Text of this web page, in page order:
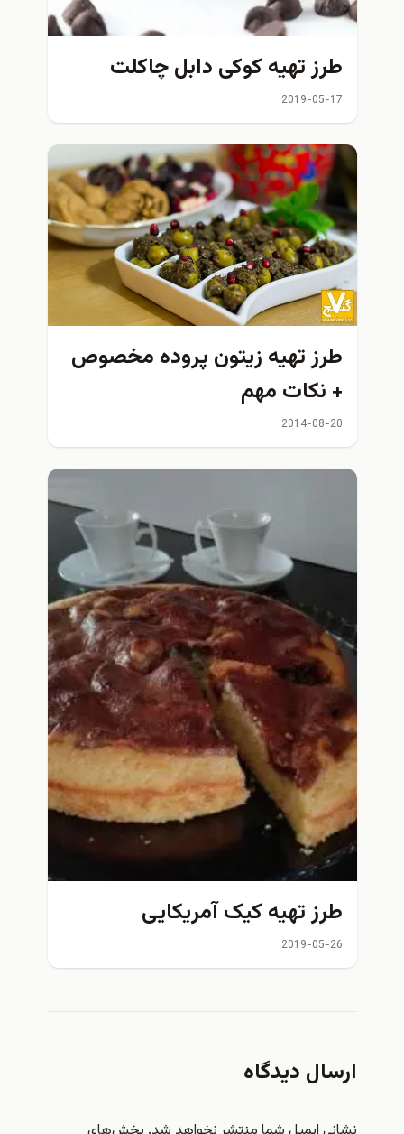
طرز تهیه کوکی دابل چاکلت
2019-05-17
طرز تهيه زيتون پروده مخصوص
+ نكات مهم
2014-08-20
طرز تهیه کیک آمریکایی
2019-05-26
ارسال دیدگاه